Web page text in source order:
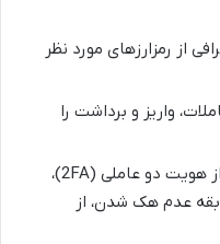
از رمزارزهای مورد نظر
واریز و برداشت را
وجود امکاناتی مانند احراز هویت دو عاملی (2FA)،
عدم هک شدن، از